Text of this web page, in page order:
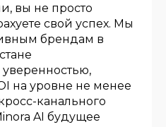
вы не просто
свой успех. Мы
брендам в
на уровне не менее
канального
AI будущее